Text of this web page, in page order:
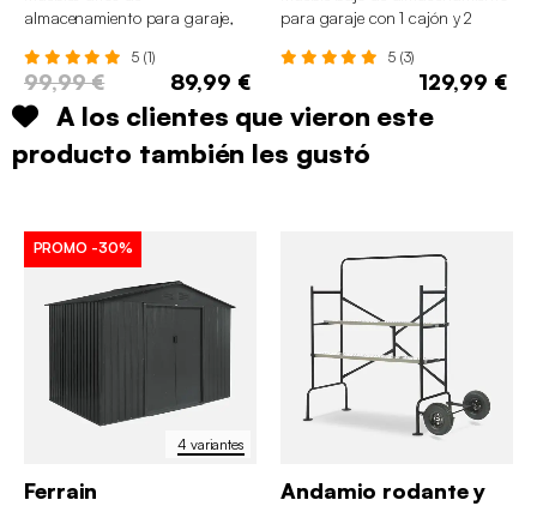
almacenamiento para garaje,
5 (1)
99,99 € 89,99 €
para garaje con 1 cajón y 2
5 (3)
129,99 €
A los clientes que vieron este
producto también les gustó
4 variantes
PROMO -30%
Ferrain
Andamio rodante y